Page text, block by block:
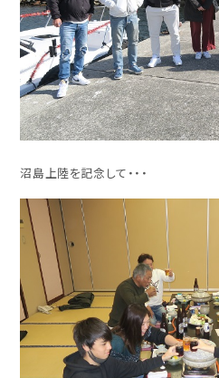
沼島上陸を記念して・・・